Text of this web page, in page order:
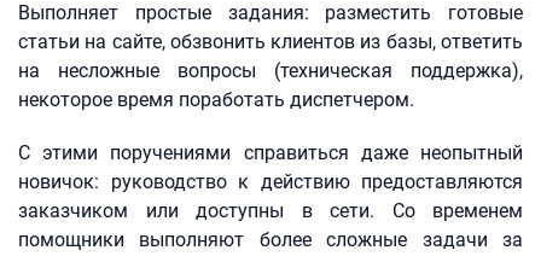
Выполняет простые задания: разместить готовые
статьи на сайте, обзвонить клиентов из базы, ответить
на несложные вопросы (техническая поддержка),
некоторое время поработать диспетчером.
С этими поручениями справиться даже неопытный
новичок: руководство к действию предоставляются
заказчиком или доступны в сети. Со временем
помощники выполняют более сложные задачи за